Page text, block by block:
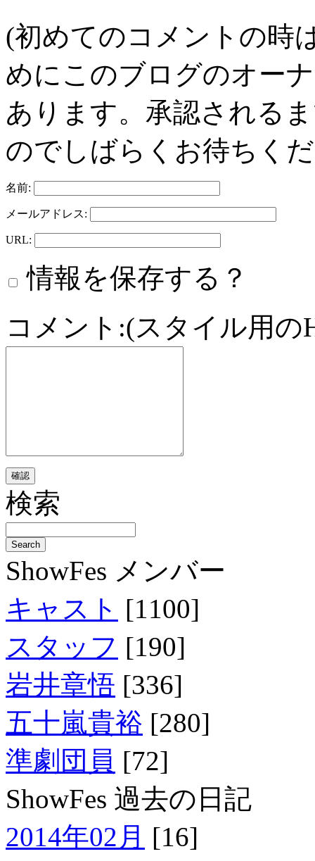
(初めてのコメントの時
めにこのブログのオー
あります。承認される
のでしばらくお待ちく
名前:
メールアドレス:
URL:
情報を保存する？
コメント:(スタイル用
検索
ShowFes メンバー
キャスト [1100]
スタッフ [190]
岩井章悟 [336]
五十嵐貴裕 [280]
準劇団員 [72]
ShowFes 過去の日記
2014年02月 [16]